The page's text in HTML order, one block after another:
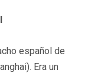
español de
Era un